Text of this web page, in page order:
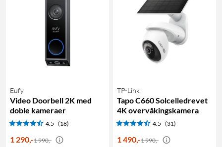
Eufy
Video Doorbell 2K med
doble kameraer
4.5 (18)
1 290,-1 990,-
TP-Link
Tapo C660 Solcelledrevet
4K overvåkingskamera
4.5 (31)
1 490,-1 990,-